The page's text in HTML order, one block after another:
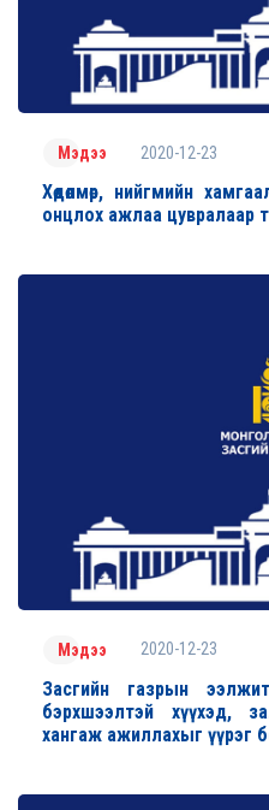
Мэдээ 2020-12-23
Хөдөлмөр, нийгмийн
онцлох ажлаа цувралаар
Мэдээ 2020-12-23
Засгийн газрын
бэрхшээлтэй хүүхэд,
хангаж ажиллахыг үүрэг